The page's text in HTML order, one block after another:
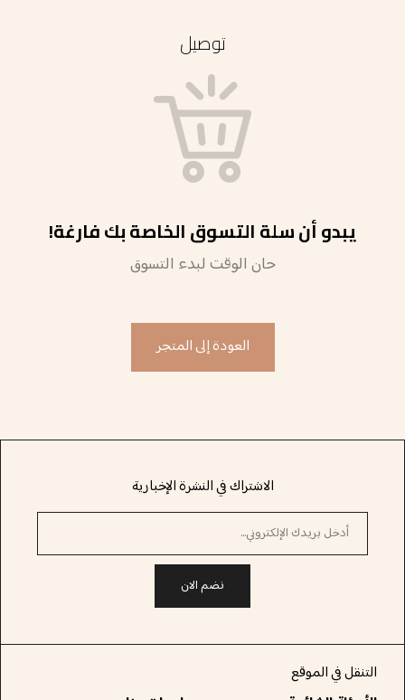
توصيل
يبدو أن سلة التسوق الخاصة بك فارغة!
حان الوقت لبدء التسوق
العودة إلى المتجر
الاشتراك في النشرة الإخبارية
نضم الان
التنقل في الموقع